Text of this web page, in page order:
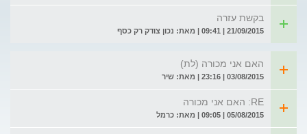
בקשת עזרה
21/09/2015 | 09:41 | מאת: נכון צודק רק כסף
האם אני מכורה (לת)
03/08/2015 | 23:16 | מאת: שיר
RE: האם אני מכורה
05/08/2015 | 09:05 | מאת: כרמל